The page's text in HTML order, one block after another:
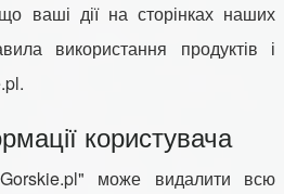
ваші дії на сторінках наших
використання продуктів і
користувача
може видалити всю